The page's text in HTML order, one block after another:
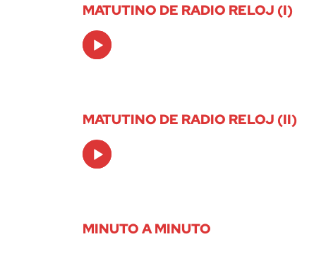
MATUTINO DE RADIO RELOJ (I)
Audio
Player
MATUTINO DE RADIO RELOJ (II)
Audio
Player
MINUTO A MINUTO